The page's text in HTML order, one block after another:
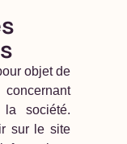
objet de
la société.
sur le site